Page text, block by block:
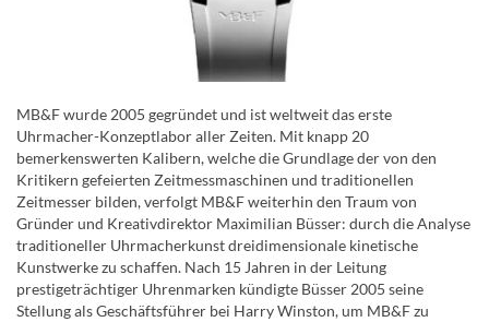
MB&F wurde 2005 gegründet und ist weltweit das erste
Uhrmacher-Konzeptlabor aller Zeiten. Mit knapp 20
bemerkenswerten Kalibern, welche die Grundlage der von den
Kritikern gefeierten Zeitmessmaschinen und traditionellen
Zeitmesser bilden, verfolgt MB&F weiterhin den Traum von
Gründer und Kreativdirektor Maximilian Büsser: durch die Analyse
traditioneller Uhrmacherkunst dreidimensionale kinetische
Kunstwerke zu schaffen. Nach 15 Jahren in der Leitung
prestigeträchtiger Uhrenmarken kündigte Büsser 2005 seine
Stellung als Geschäftsführer bei Harry Winston, um MB&F zu